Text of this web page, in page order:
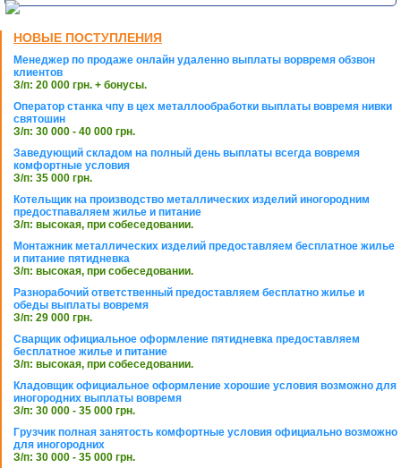
НОВЫЕ ПОСТУПЛЕНИЯ
Менеджер по продаже онлайн удаленно выплаты ворвремя обзвон
клиентов
З/п: 20 000 грн. + бонусы.
Оператор станка чпу в цех металлообработки выплаты вовремя нивки
святошин
З/п: 30 000 - 40 000 грн.
Заведующий складом на полный день выплаты всегда вовремя
комфортные условия
З/п: 35 000 грн.
Котельщик на производство металлических изделий иногородним
предостпаваляем жилье и питание
З/п: высокая, при собеседовании.
Монтажник металлических изделий предоставляем бесплатное жилье
и питание пятидневка
З/п: высокая, при собеседовании.
Разнорабочий ответственный предоставляем бесплатно жилье и
обеды выплаты вовремя
З/п: 29 000 грн.
Сварщик официальное оформление пятидневка предоставляем
бесплатное жилье и питание
З/п: высокая, при собеседовании.
Кладовщик официальное оформление хорошие условия возможно для
иногородних выплаты вовремя
З/п: 30 000 - 35 000 грн.
Грузчик полная занятость комфортные условия официально возможно
для иногородних
З/п: 30 000 - 35 000 грн.